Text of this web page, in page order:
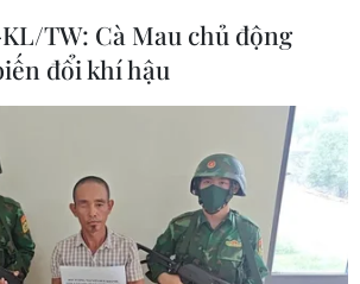
“Bộ tứ báo thủ” có suất
với hai đối thủ
TW: Cà Mau chủ động
đổi khí hậu